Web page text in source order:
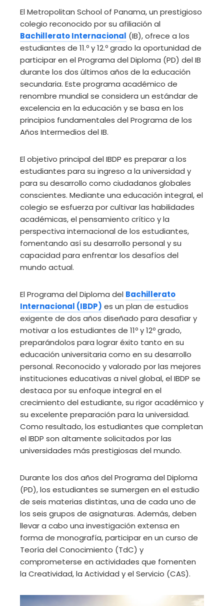
El Metropolitan School of Panama, un prestigioso
colegio reconocido por su afiliación al
Bachillerato Internacional (IB), ofrece a los
estudiantes de 11.º y 12.º grado la oportunidad de
participar en el Programa del Diploma (PD) del IB
durante los dos últimos años de la educación
secundaria. Este programa académico de
renombre mundial se considera un estándar de
excelencia en la educación y se basa en los
principios fundamentales del Programa de los
Años Intermedios del IB.
El objetivo principal del IBDP es preparar a los
estudiantes para su ingreso a la universidad y
para su desarrollo como ciudadanos globales
conscientes. Mediante una educación integral, el
colegio se esfuerza por cultivar las habilidades
académicas, el pensamiento crítico y la
perspectiva internacional de los estudiantes,
fomentando así su desarrollo personal y su
capacidad para enfrentar los desafíos del
mundo actual.
El Programa del Diploma del Bachillerato
Internacional (IBDP) es un plan de estudios
exigente de dos años diseñado para desafiar y
motivar a los estudiantes de 11º y 12º grado,
preparándolos para lograr éxito tanto en su
educación universitaria como en su desarrollo
personal. Reconocido y valorado por las mejores
instituciones educativas a nivel global, el IBDP se
destaca por su enfoque integral en el
crecimiento del estudiante, su rigor académico y
su excelente preparación para la universidad.
Como resultado, los estudiantes que completan
el IBDP son altamente solicitados por las
universidades más prestigiosas del mundo.
Durante los dos años del Programa del Diploma
(PD), los estudiantes se sumergen en el estudio
de seis materias distintas, una de cada uno de
los seis grupos de asignaturas. Además, deben
llevar a cabo una investigación extensa en
forma de monografía, participar en un curso de
Teoría del Conocimiento (TdC) y
comprometerse en actividades que fomenten
la Creatividad, la Actividad y el Servicio (CAS).